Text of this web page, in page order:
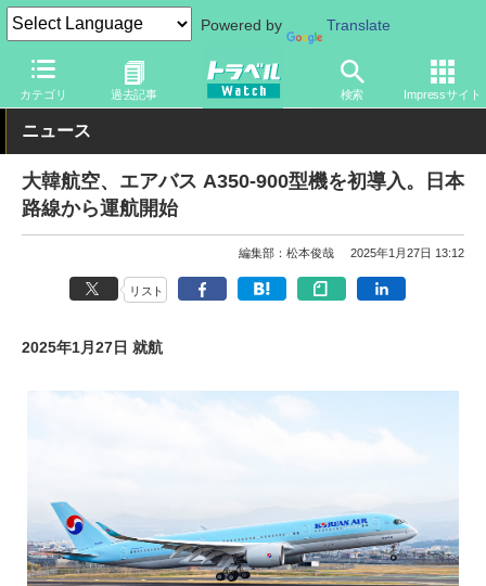
Powered by Translate
カテゴリ 過去記事 検索 Impressサイト
トラベル Watch 地域 海外旅行 韓国
ニュース
大韓航空、エアバス A350-900型機を初導入。日本
路線から運航開始
編集部：松本俊哉 2025年1月27日 13:12
リスト
2025年1月27日 就航